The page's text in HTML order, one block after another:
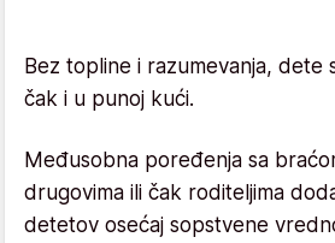
Bez topline i razumevanja, dete
čak i u punoj kući.
Međusobna poređenja sa
drugovima ili čak roditeljima
detetov osećaj sopstvene